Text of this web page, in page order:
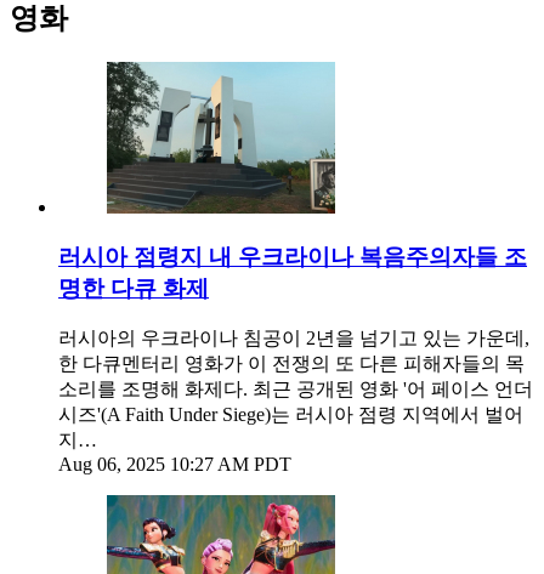
영화
러시아 점령지 내 우크라이나 복음주의자들 조
명한 다큐 화제
러시아의 우크라이나 침공이 2년을 넘기고 있는 가운데,
한 다큐멘터리 영화가 이 전쟁의 또 다른 피해자들의 목
소리를 조명해 화제다. 최근 공개된 영화 '어 페이스 언더
시즈'(A Faith Under Siege)는 러시아 점령 지역에서 벌어
지…
Aug 06, 2025 10:27 AM PDT